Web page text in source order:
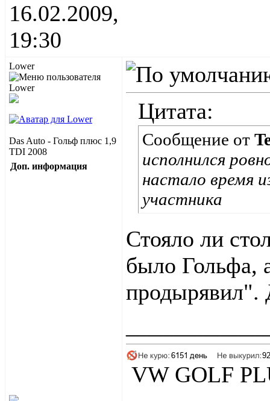
16.02.2009,
19:30
Lower
Das Auto - Гольф плюс 1,9
TDI 2008
Доп. информация
Цитата:
Сообщение от
исполнился
настало время
участника
Стояло ли
было Гольфа,
продырявил".
VW GOLF